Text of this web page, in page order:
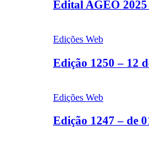
Edital AGEO
Edições Web
Edição 1250 – 12
Edições Web
Edição 1247 – de